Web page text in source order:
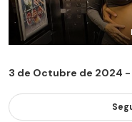
3 de Octubre de 2024 -